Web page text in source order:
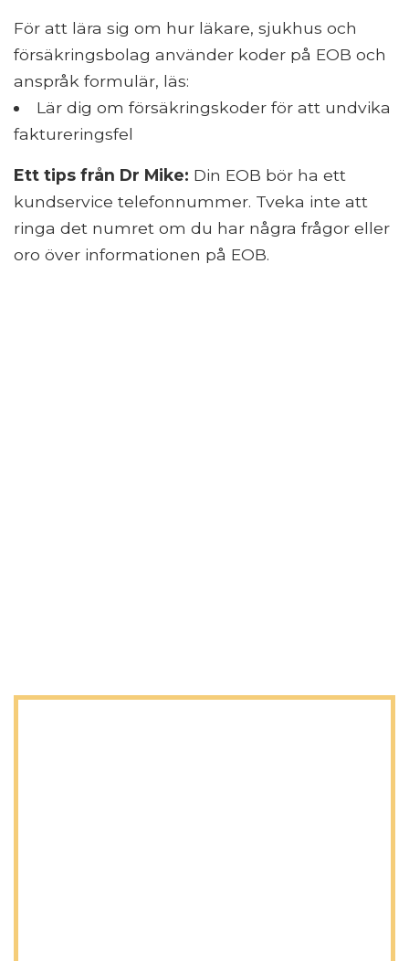
För att lära sig om hur läkare, sjukhus och
försäkringsbolag använder koder på EOB och
anspråk formulär, läs:
Lär dig om försäkringskoder för att undvika
faktureringsfel
Ett tips från Dr Mike: Din EOB bör ha ett
kundservice telefonnummer. Tveka inte att
ringa det numret om du har några frågor eller
oro över informationen på EOB.